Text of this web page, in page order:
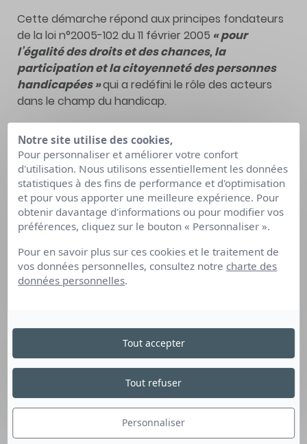
Cette démarche répond aux principes fondateurs
de la loi n°2005-102 du 11 février 2005 « pour
l’égalité des droits et des chances, la
participation et la citoyenneté des personnes
handicapées »qui a redéfini le rôle des acteurs
dans le champ du handicap.
cette démarche et répondre aux enjeux de cette
charte peut le faire volontairement en répondant
aux engagements vis-à-vis des bénéficiaires
suivants :
Unecollaborationde réseau au service de
la réalisation du projet de l’apprenant.
Deséchanges entre la structure et
l’ensemble des partenaires impliqués dans le
projet de l’apprenant.
contractualisation d’un parcours de
Unaccompagnementdans les démarches
administratives liées à la situation de
handicap de l’apprenant
suivi du parcoursde l’apprenant et son
ajustement en cas de nouveaux besoins
Notre site utilise des cookies,
Pour personnaliser et améliorer votre confort
d'utilisation. Nous utilisons essentiellement les données
statistiques à des fins de performance et d'optimisation
et pour vous apporter une meilleure expérience. Pour
obtenir davantage d'informations ou pour modifier vos
préférences, cliquez sur le bouton « Personnaliser ».
Pour en savoir plus sur ces cookies et le traitement de
vos données personnelles, consultez notre charte des
données personnelles.
Personnaliser
Tout refuser
Tout accepter